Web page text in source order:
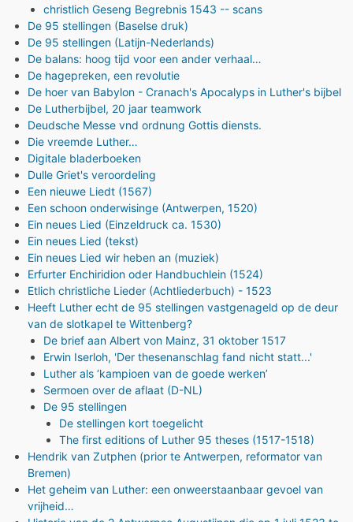
christlich Geseng Begrebnis 1543 -- scans
De 95 stellingen (Baselse druk)
De 95 stellingen (Latijn-Nederlands)
De balans: hoog tijd voor een ander verhaal…
De hagepreken, een revolutie
De hoer van Babylon - Cranach's Apocalyps in Luther's bijbel
De Lutherbijbel, 20 jaar teamwork
Deudsche Messe vnd ordnung Gottis diensts.
Die vreemde Luther…
Digitale bladerboeken
Dulle Griet's veroordeling
Een nieuwe Liedt (1567)
Een schoon onderwisinge (Antwerpen, 1520)
Ein neues Lied (Einzeldruck ca. 1530)
Ein neues Lied (tekst)
Ein neues Lied wir heben an (muziek)
Erfurter Enchiridion oder Handbuchlein (1524)
Etlich christliche Lieder (Achtliederbuch) - 1523
Heeft Luther echt de 95 stellingen vastgenageld op de deur
van de slotkapel te Wittenberg?
De brief aan Albert von Mainz, 31 oktober 1517
Erwin Iserloh, 'Der thesenanschlag fand nicht statt...'
Luther als ‘kampioen van de goede werken’
Sermoen over de aflaat (D-NL)
De 95 stellingen
De stellingen kort toegelicht
The first editions of Luther 95 theses (1517-1518)
Hendrik van Zutphen (prior te Antwerpen, reformator van
Bremen)
Het geheim van Luther: een onweerstaanbaar gevoel van
vrijheid…